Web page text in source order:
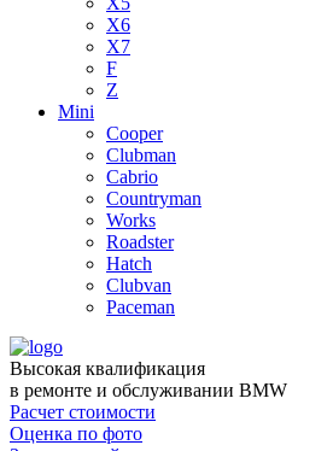
X6
X7
F
Z
Mini
Cooper
Clubman
Cabrio
Countryman
Works
Roadster
Hatch
Clubvan
Paceman
Высокая квалификация
в ремонте и обслуживании BMW
Расчет стоимости
Оценка по фото